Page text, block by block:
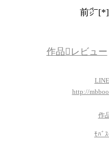
前㌻[*]
作品レビュー
http://
作
ﾓﾊﾞｽ